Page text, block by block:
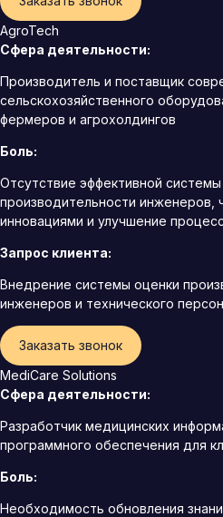
AgroTech
Сфера деятельности:
Производитель и поставщик
сельскохозяйственного
фермеров и агрохолдингов
Боль:
Отсутствие эффективной
производительности инженеров,
инновациями и улучшение
Запрос клиента:
Внедрение системы оценки
инженеров и технического
Заказать звонок
MediCare Solutions
Сфера деятельности:
Разработчик медицинских
программного обеспечения для
Боль:
Необходимость обновления